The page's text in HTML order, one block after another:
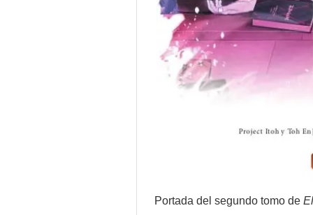
Portada del segundo tomo de